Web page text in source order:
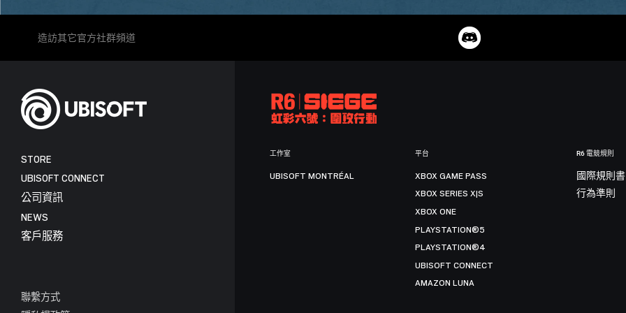
造訪其它官方社群頻道
STORE
UBISOFT CONNECT
公司資訊
NEWS
客戶服務
聯繫方式
工作室
UBISOFT MONTRÉAL
平台
XBOX GAME PASS
XBOX SERIES X|S
XBOX ONE
PLAYSTATION®5
PLAYSTATION®4
UBISOFT CONNECT
AMAZON LUNA
R6 電競規則
國際規則書
行為準則